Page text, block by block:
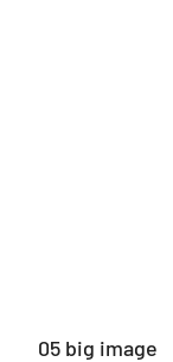
05 big image